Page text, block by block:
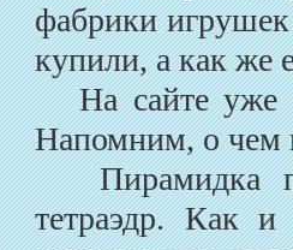
фабрики игрушек
купили, а как же
На сайте уже
Напомним, о чем
Пирамидка
тетраэдр. Как